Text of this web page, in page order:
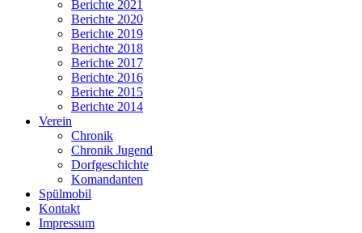
Berichte 2021
Berichte 2020
Berichte 2019
Berichte 2018
Berichte 2017
Berichte 2016
Berichte 2015
Berichte 2014
Verein
Chronik
Chronik Jugend
Dorfgeschichte
Komandanten
Spülmobil
Kontakt
Impressum